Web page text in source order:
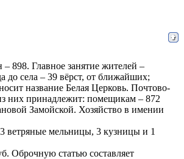
898. Главное занятие жителей –
до села – 39 вёрст, от ближайших;
название Белая Церковь. Почтово-
них принадлежит: помещикам – 872
Замойской. Хозяйство в имении
ветряные мельницы, 3 кузницы и 1
Оброчную статью составляет